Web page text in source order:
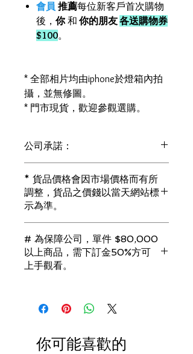
會員 推薦每位新客戶首次購物
後， 你和 你的朋友各送購物券
$100。
* 全部相片均由iphone於燈箱內拍
攝，並無修圖。
* 門市現貨，歡迎參觀選購。
公司承諾：
冇加色！冇化妝！
i) 所有已鑲玉器珠寶丶玉鐲丶擺件皆 奉
送 [香港翡翠鑑証書]
真鑽。
i) 成色足。冇鍍金！冇包金！冇假金！
3) 顧客所花費一分一毫全部都是珠寶本
身應有價值。
4) 世襲經營，經驗豐富。不是學院派，
* 貨品價格會因市場價格而有所
調整，貨品之價錢以當天網站標
示為準。
# 為保障公司，單件 $80,000
以上商品，需下訂金50%方可
上手觀看。
（訂金只接受 現金 或 信用卡）
你可能喜歡的